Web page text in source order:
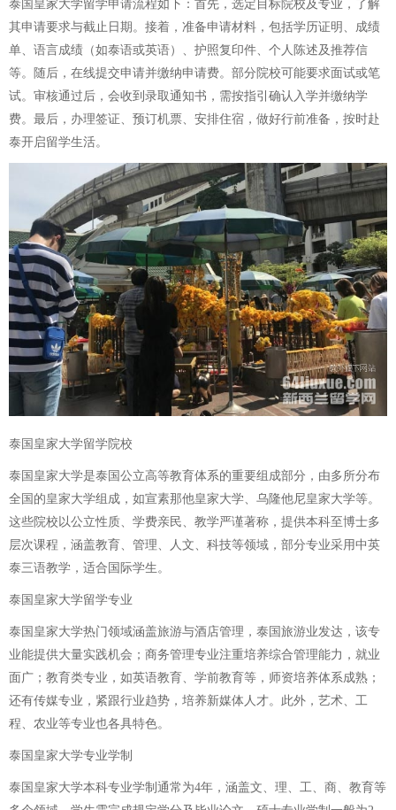
泰国皇家大学留学申请流程如下：首先，选定目标院校及专业，了解
其申请要求与截止日期。接着，准备申请材料，包括学历证明、成绩
单、语言成绩（如泰语或英语）、护照复印件、个人陈述及推荐信
等。随后，在线提交申请并缴纳申请费。部分院校可能要求面试或笔
试。审核通过后，会收到录取通知书，需按指引确认入学并缴纳学
费。最后，办理签证、预订机票、安排住宿，做好行前准备，按时赴
泰开启留学生活。
泰国皇家大学留学院校
泰国皇家大学是泰国公立高等教育体系的重要组成部分，由多所分布
全国的皇家大学组成，如宣素那他皇家大学、乌隆他尼皇家大学等。
这些院校以公立性质、学费亲民、教学严谨著称，提供本科至博士多
层次课程，涵盖教育、管理、人文、科技等领域，部分专业采用中英
泰三语教学，适合国际学生。
泰国皇家大学留学专业
泰国皇家大学热门领域涵盖旅游与酒店管理，泰国旅游业发达，该专
业能提供大量实践机会；商务管理专业注重培养综合管理能力，就业
面广；教育类专业，如英语教育、学前教育等，师资培养体系成熟；
还有传媒专业，紧跟行业趋势，培养新媒体人才。此外，艺术、工
程、农业等专业也各具特色。
泰国皇家大学专业学制
泰国皇家大学本科专业学制通常为4年，涵盖文、理、工、商、教育等